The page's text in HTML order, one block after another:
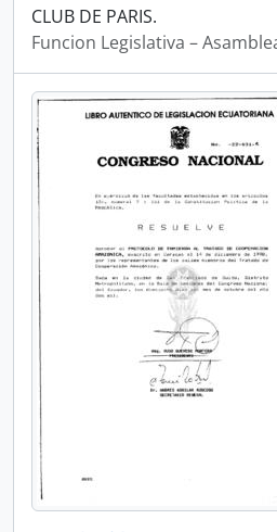
CLUB DE PARIS.
Funcion Legislativa –